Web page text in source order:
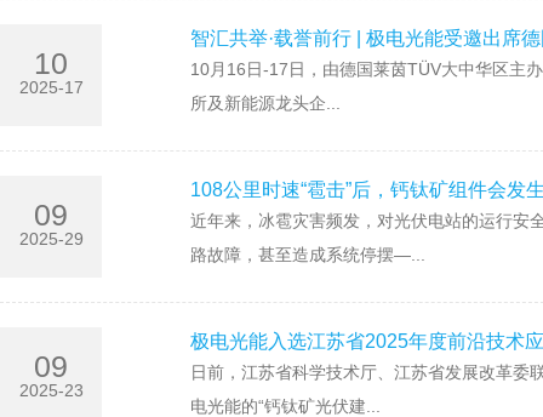
10
2025-17
智汇共举·载誉前行 | 极电光能受邀出席
10月16日-17日，由德国莱茵TÜV大中华区主
所及新能源龙头企...
09
2025-29
108公里时速“雹击”后，钙钛矿组件会发
近年来，冰雹灾害频发，对光伏电站的运行安
路故障，甚至造成系统停摆—...
09
2025-23
极电光能入选江苏省2025年度前沿技术
日前，江苏省科学技术厅、江苏省发展改革委
电光能的“钙钛矿光伏建...